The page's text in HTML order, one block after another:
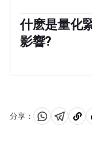
強勁的經濟可能
支持澳元。
極端情況下使用
(RBA)印刷澳元
公司債券)的過程
什麽是量化
影響?
當經濟正在復蘇
止購買更多的資
投資。這將對澳
分享：
分 分 複